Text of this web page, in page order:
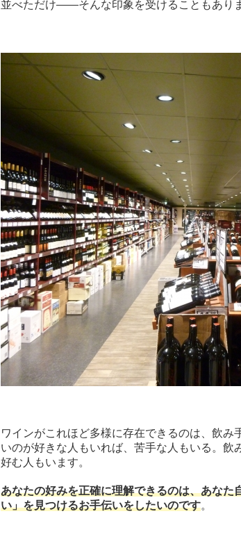
並べただけ――そんな印象を受けることもあり
ワインがこれほど多様に存在できるのは、飲
いのが好きな人もいれば、苦手な人もいる。飲
好む人もいます。
あなたの好みを正確に理解できるのは、あなた
い」を見つけるお手伝いをしたいのです。